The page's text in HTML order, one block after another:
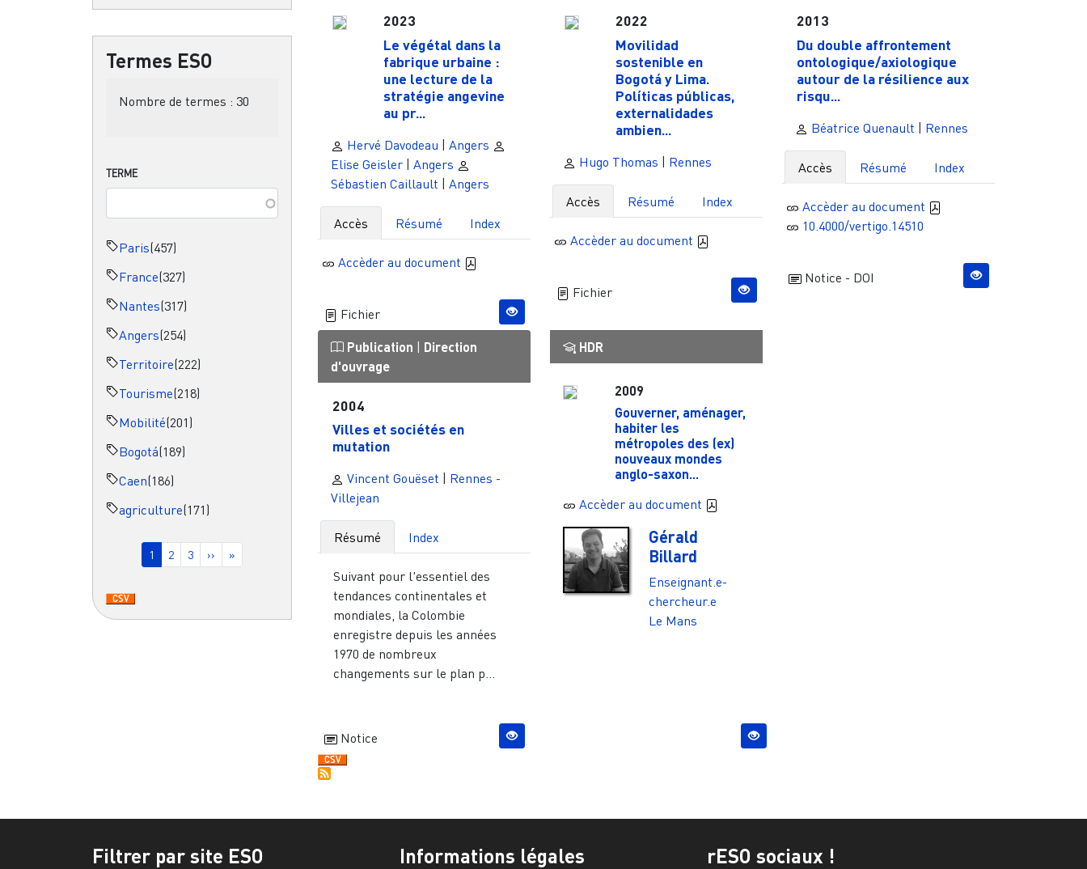
Termes ESO
Nombre de termes : 30
TERME
Paris(457)
France(327)
Nantes(317)
Angers(254)
Territoire(222)
Tourisme(218)
Mobilité(201)
Bogotá(189)
Caen(186)
agriculture(171)
Pagination
Page courante
1 Page
2 Page
3 Page suivante
›› Dernière page
»
2023
Le végétal dans la
fabrique urbaine :
une lecture de la
stratégie angevine
au pr...
Hervé Davodeau | Angers
Elise Geisler | Angers
Sébastien Caillault | Angers
Accès Résumé Index
Accèder au document
Fichier
2022
Movilidad
sostenible en
Bogotá y Lima.
Políticas públicas,
externalidades
ambien...
Hugo Thomas | Rennes
Accès Résumé Index
Accèder au document
Fichier
2013
Du double affrontement
ontologique/axiologique
autour de la résilience aux
risqu...
Béatrice Quenault | Rennes
Accès Résumé Index
Accèder au document
10.4000/vertigo.14510
Notice - DOI
Publication | Direction
d'ouvrage
2004
Villes et sociétés en
mutation
Vincent Gouëset
Rennes -
Villejean
Résumé Index
Suivant pour l'essentiel des
tendances continentales et
mondiales, la Colombie
enregistre depuis les années
1970 de nombreux
changements sur le plan p...
Notice
HDR
2009
Gouverner, aménager,
habiter les
métropoles des (ex)
nouveaux mondes
anglo-saxon...
Accèder au document
Gérald
Billard
Enseignant.e-
chercheur.e
Le Mans
Filtrer par site ESO Informations légales rESO sociaux !